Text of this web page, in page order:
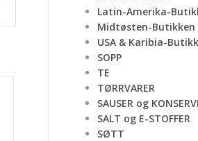
Latin-Amerika-
Midtøsten-Butikken
USA & Karibia-
SOPP
TE
TØRRVARER
SAUSER og
SALT og E-STOFFER
SØTT